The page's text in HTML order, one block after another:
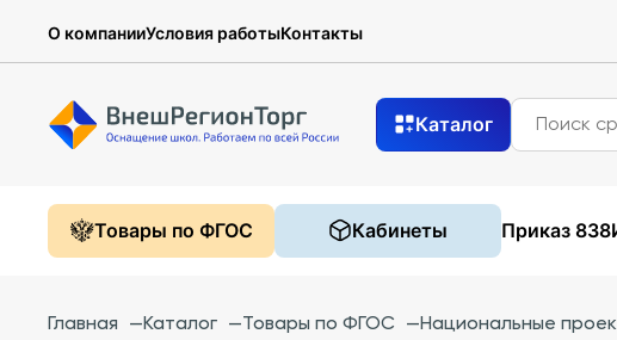
О компанииУсловия работыКонтакты
Каталог
Товары по ФГОС Кабинеты Приказ 838
Главная —Каталог —Товары по ФГОС —Национальные